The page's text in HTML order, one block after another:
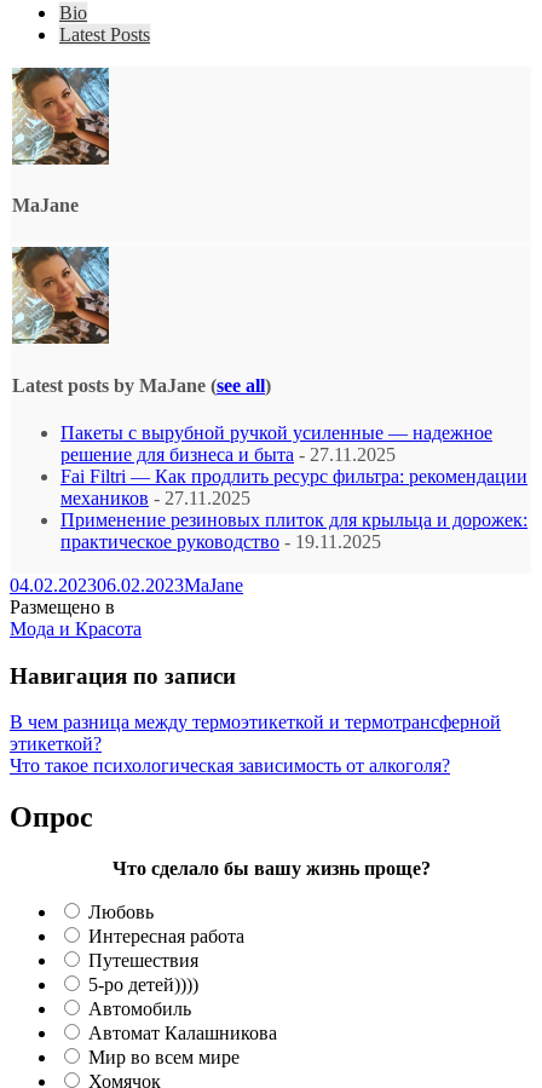
Bio
Latest Posts
MaJane
Latest posts by MaJane (see all)
Пакеты с вырубной ручкой усиленные — надежное
решение для бизнеса и быта - 27.11.2025
Fai Filtri — Как продлить ресурс фильтра: рекомендации
механиков - 27.11.2025
Применение резиновых плиток для крыльца и дорожек:
практическое руководство - 19.11.2025
04.02.202306.02.2023MaJane
Размещено в
Мода и Красота
Навигация по записи
В чем разница между термоэтикеткой и термотрансферной
этикеткой?
Что такое психологическая зависимость от алкоголя?
Опрос
Что сделало бы вашу жизнь проще?
Любовь
Интересная работа
Путешествия
5-ро детей))))
Автомобиль
Автомат Калашникова
Мир во всем мире
Хомячок